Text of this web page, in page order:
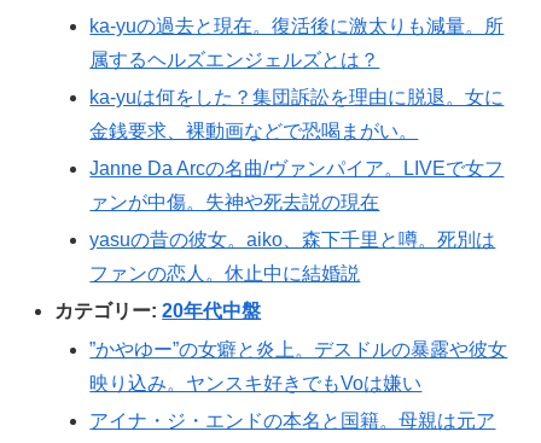
ka-yuの過去と現在。復活後に激太りも減量。所
属するヘルズエンジェルズとは？
ka-yuは何をした？集団訴訟を理由に脱退。女に
金銭要求、裸動画などで恐喝まがい。
Janne Da Arcの名曲/ヴァンパイア。LIVEで女フ
ァンが中傷。失神や死去説の現在
yasuの昔の彼女。aiko、森下千里と噂。死別は
ファンの恋人。休止中に結婚説
カテゴリー:20年代中盤
”かやゆー”の女癖と炎上。デスドルの暴露や彼女
映り込み。ヤンスキ好きでもVoは嫌い
アイナ・ジ・エンドの本名と国籍。母親は元ア